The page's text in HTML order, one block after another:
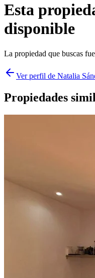
Esta
disponible
La propiedad que buscas fue
Ver perfil de Natalia
Propiedades